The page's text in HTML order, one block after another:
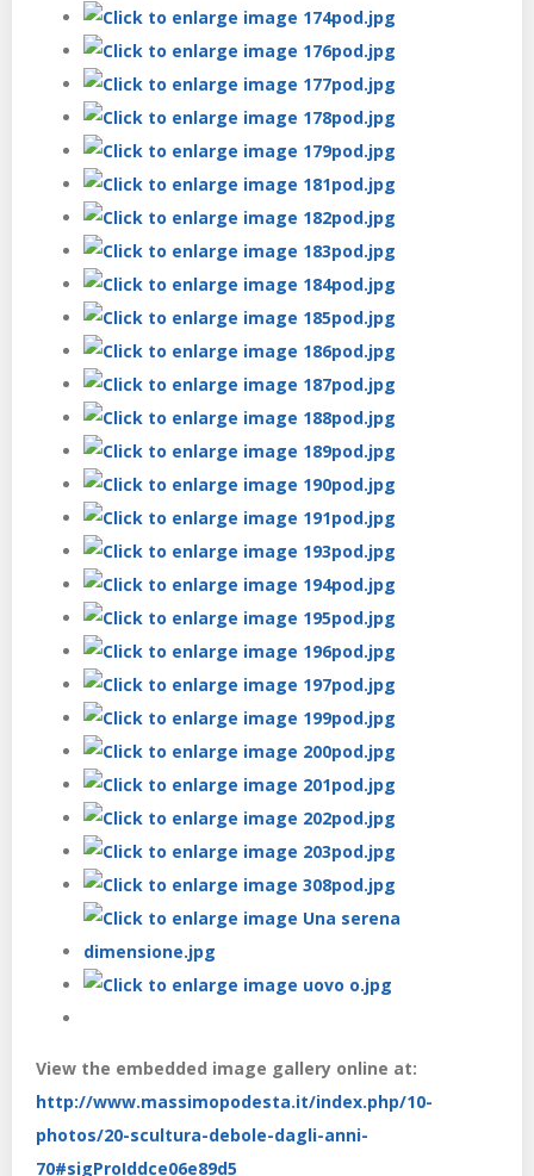
View the embedded image gallery online at:
http://www.massimopodesta.it/index.php/10-
photos/20-scultura-debole-dagli-anni-
70#sigProIddce06e89d5